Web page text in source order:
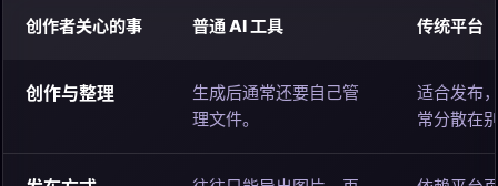
创作者关心的事 普通 AI 工具 传统平台
创作与整理
生成后通常还要自己管
理文件。
适合发布
常分散在